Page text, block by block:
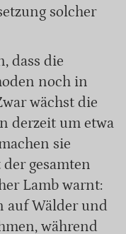
solcher
dass die
noch in
wächst die
derzeit um etwa
sie
gesamten
Lamb warnt:
auf Wälder und
während